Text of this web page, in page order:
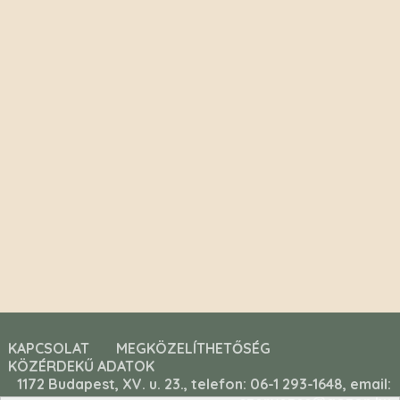
KAPCSOLAT
MEGKÖZELÍTHETŐSÉG
KÖZÉRDEKŰ ADATOK
1172 Budapest, XV. u. 23., telefon: 06-1 293-1648, email: